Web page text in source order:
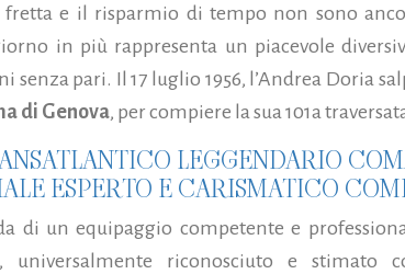
e il risparmio di tempo non sono
in più rappresenta un piacevole
senza pari. Il 17 luglio 1956, l’Andrea Doria
di Genova, per compiere la sua 101a
LEGGENDARIO
ESPERTO E CARISMATICO
di un equipaggio competente e
, universalmente riconosciuto e stimato